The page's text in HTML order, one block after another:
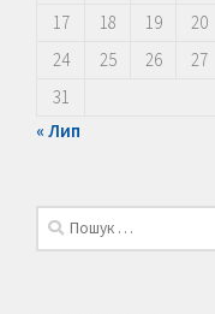
17
18 19 20
24
25 26 27
31
« Лип
Пошук: